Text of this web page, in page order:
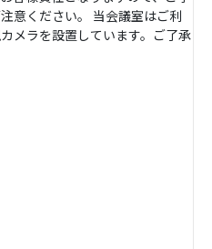
意ください。 当会議室はご利
メラを設置しています。ご了承